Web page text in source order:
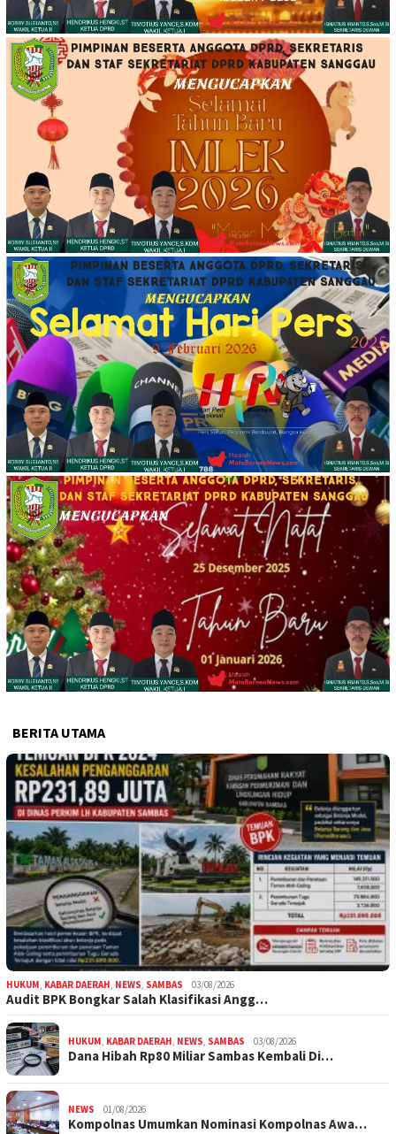
BERITA UTAMA
HUKUM, KABAR DAERAH, NEWS, SAMBAS 03/08/2026
Audit BPK Bongkar Salah Klasifikasi Angg…
HUKUM, KABAR DAERAH, NEWS, SAMBAS 03/08/2026
Dana Hibah Rp80 Miliar Sambas Kembali Di…
NEWS 01/08/2026
Kompolnas Umumkan Nominasi Kompolnas Awa…